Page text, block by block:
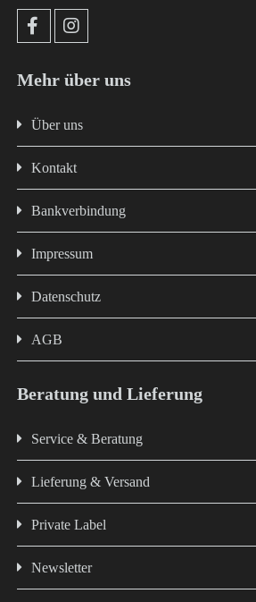
Mehr über uns
Über uns
Kontakt
Bankverbindung
Impressum
Datenschutz
AGB
Beratung und Lieferung
Service & Beratung
Lieferung & Versand
Private Label
Newsletter